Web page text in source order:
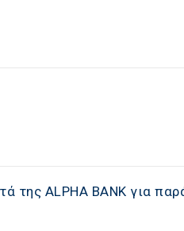
της ALPHA BANK για